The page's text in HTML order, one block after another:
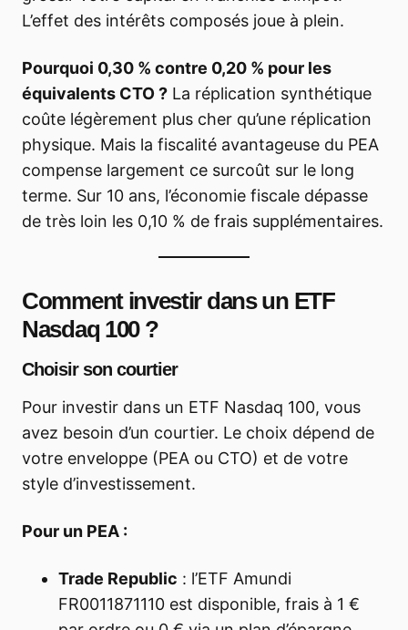
L’effet des intérêts composés joue à plein.
Pourquoi 0,30 % contre 0,20 % pour les
équivalents CTO ? La réplication synthétique
coûte légèrement plus cher qu’une réplication
physique. Mais la fiscalité avantageuse du PEA
compense largement ce surcoût sur le long
terme. Sur 10 ans, l’économie fiscale dépasse
de très loin les 0,10 % de frais supplémentaires.
Comment investir dans un ETF
Nasdaq 100 ?
Choisir son courtier
Pour investir dans un ETF Nasdaq 100, vous
avez besoin d’un courtier. Le choix dépend de
votre enveloppe (PEA ou CTO) et de votre
style d’investissement.
Pour un PEA :
Trade Republic : l’ETF Amundi
FR0011871110 est disponible, frais à 1 €